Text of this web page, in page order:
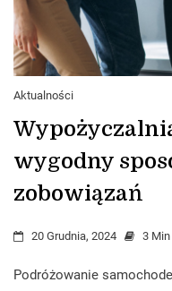
Aktualności
wygodny
zobowiązań
20 Grudnia, 2024 3
Podróżowanie